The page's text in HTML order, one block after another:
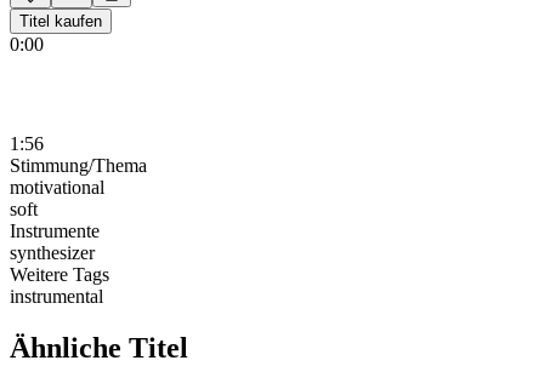
Titel kaufen
0:00
1:56
Stimmung/Thema
motivational
soft
Instrumente
synthesizer
Weitere Tags
instrumental
Ähnliche Titel